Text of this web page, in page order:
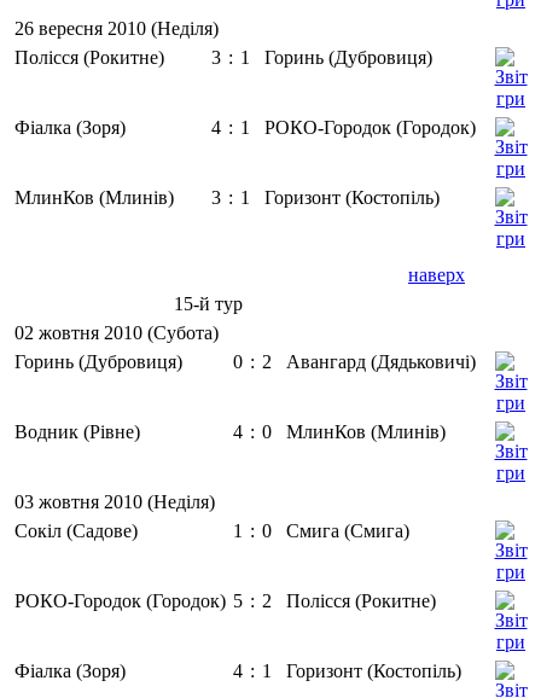
26 вересня 2010 (Неділя)
Полісся (Рокитне)
3 : 1 Горинь (Дубровиця)
Фіалка (Зоря) 4 : 1 РОКО-Городок (Городок)
МлинКов (Млинів) 3 : 1 Горизонт (Костопіль)
наверх
15-й тур
02 жовтня 2010 (Субота)
Горинь (Дубровиця)
0 : 2 Авангард (Дядьковичі)
Водник (Рівне) 4 : 0 МлинКов (Млинів)
03 жовтня 2010 (Неділя)
Сокіл (Садове)
1 : 0 Смига (Смига)
РОКО-Городок (Городок) 5 : 2 Полісся (Рокитне)
Фіалка (Зоря) 4 : 1 Горизонт (Костопіль)